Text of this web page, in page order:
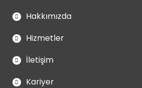
Hakkımızda
Hizmetler
İletişim
Kariyer